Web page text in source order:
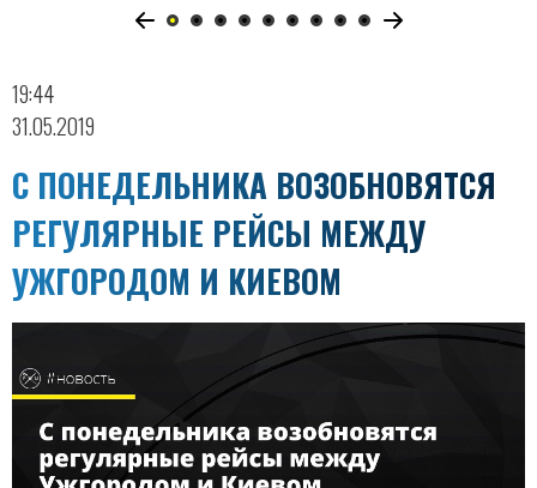
19:44
31.05.2019
С ПОНЕДЕЛЬНИКА ВОЗОБНОВЯТСЯ
РЕГУЛЯРНЫЕ РЕЙСЫ МЕЖДУ
УЖГОРОДОМ И КИЕВОМ